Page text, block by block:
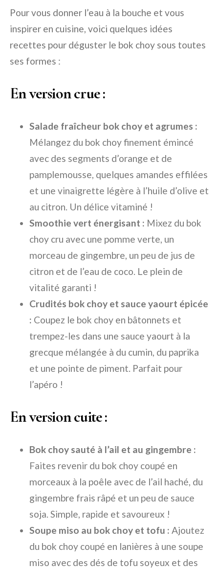
Pour vous donner l’eau à la bouche et vous
inspirer en cuisine, voici quelques idées
recettes pour déguster le bok choy sous toutes
ses formes :
En version crue :
Salade fraîcheur bok choy et agrumes :
Mélangez du bok choy finement émincé
avec des segments d’orange et de
pamplemousse, quelques amandes effilées
et une vinaigrette légère à l’huile d’olive et
au citron. Un délice vitaminé !
Smoothie vert énergisant : Mixez du bok
choy cru avec une pomme verte, un
morceau de gingembre, un peu de jus de
citron et de l’eau de coco. Le plein de
vitalité garanti !
Crudités bok choy et sauce yaourt épicée
: Coupez le bok choy en bâtonnets et
trempez-les dans une sauce yaourt à la
grecque mélangée à du cumin, du paprika
et une pointe de piment. Parfait pour
l’apéro !
En version cuite :
Bok choy sauté à l’ail et au gingembre :
Faites revenir du bok choy coupé en
morceaux à la poêle avec de l’ail haché, du
gingembre frais râpé et un peu de sauce
soja. Simple, rapide et savoureux !
Soupe miso au bok choy et tofu : Ajoutez
du bok choy coupé en lanières à une soupe
miso avec des dés de tofu soyeux et des